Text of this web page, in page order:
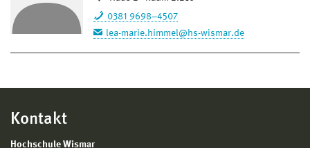
0381 9698–4507
lea-marie.himmel@hs-wismar.de
Kontakt
Hochschule Wismar